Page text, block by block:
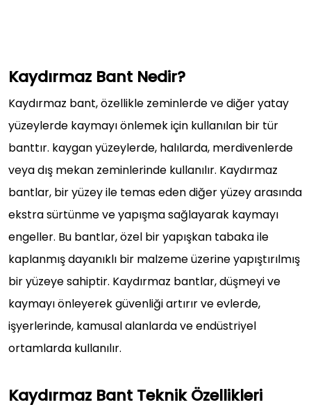
Kaydırmaz Bant Nedir?
Kaydırmaz bant, özellikle zeminlerde ve diğer yatay
yüzeylerde kaymayı önlemek için kullanılan bir tür
banttır. kaygan yüzeylerde, halılarda, merdivenlerde
veya dış mekan zeminlerinde kullanılır. Kaydırmaz
bantlar, bir yüzey ile temas eden diğer yüzey arasında
ekstra sürtünme ve yapışma sağlayarak kaymayı
engeller. Bu bantlar, özel bir yapışkan tabaka ile
kaplanmış dayanıklı bir malzeme üzerine yapıştırılmış
bir yüzeye sahiptir. Kaydırmaz bantlar, düşmeyi ve
kaymayı önleyerek güvenliği artırır ve evlerde,
işyerlerinde, kamusal alanlarda ve endüstriyel
ortamlarda kullanılır.
Kaydırmaz Bant Teknik Özellikleri